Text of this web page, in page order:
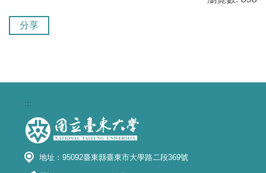
分享
:::
地址：95092臺東縣臺東市大學路二段369號